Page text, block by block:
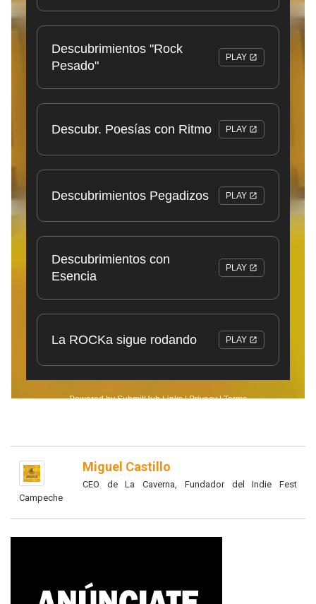
Miguel Castillo
CEO de La Caverna, Fundador del Indie Fest
Campeche